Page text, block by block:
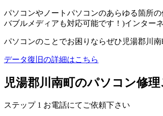
パソコンやノートパソコンのあらゆる箇所
バブルメディアも対応可能です！)インター
パソコンのことでお困りならぜひ児湯郡川
データ復旧の詳細はこちら
児湯郡川南町のパソコン修
ステップ 1 お電話にてご依頼下さい